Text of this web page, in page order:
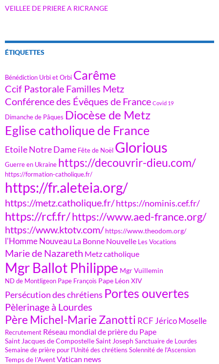
VEILLEE DE PRIERE A RICRANGE
ÉTIQUETTES
Bénédiction Urbi et Orbi Carême
Ccif Pastorale Familles Metz
Conférence des Évêques de France Covid 19
Dimanche de Pâques Diocèse de Metz
Eglise catholique de France
Etoile Notre Dame Fête de Noël Glorious
Guerre en Ukraine https://decouvrir-dieu.com/
https://formation-catholique.fr/
https://fr.aleteia.org/
https://metz.catholique.fr/https://nominis.cef.fr/
https://rcf.fr/https://www.aed-france.org/
https://www.ktotv.com/ https://www.theodom.org/
l'Homme Nouveau La Bonne Nouvelle Les Vocations
Marie de Nazareth Metz catholique
Mgr Ballot Philippe Mgr Vuillemin
ND de Montligeon Pape François Pape Léon XIV
Persécution des chrétiens Portes ouvertes
Pèlerinage à Lourdes
Père Michel-Marie Zanotti RCF Jérico Moselle
Recrutement Réseau mondial de prière du Pape
Saint Jacques de CompostelleSaint Joseph Sanctuaire de Lourdes
Semaine de prière pour l'Unité des chrétiens Solennité de l'Ascension
Temps de l'AventVatican news